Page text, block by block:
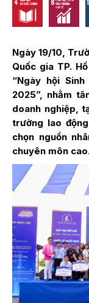
Ngày 19/10,
Quốc gia TP.
“Ngày hội
2025”, nhằm
doanh nghiệp,
trường lao
chọn nguồn
chuyên môn